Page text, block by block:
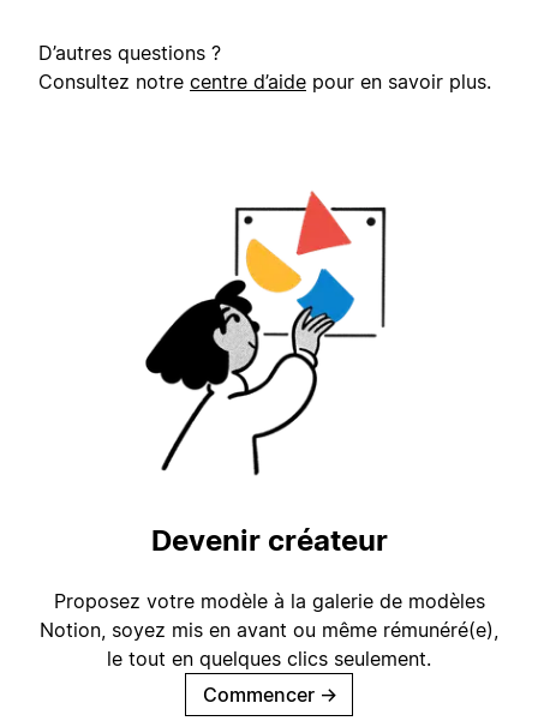
D’autres questions ?
Consultez notre centre d’aide pour en savoir plus.
Devenir créateur
Proposez votre modèle à la galerie de modèles
Notion, soyez mis en avant ou même rémunéré(e),
le tout en quelques clics seulement.
Commencer →